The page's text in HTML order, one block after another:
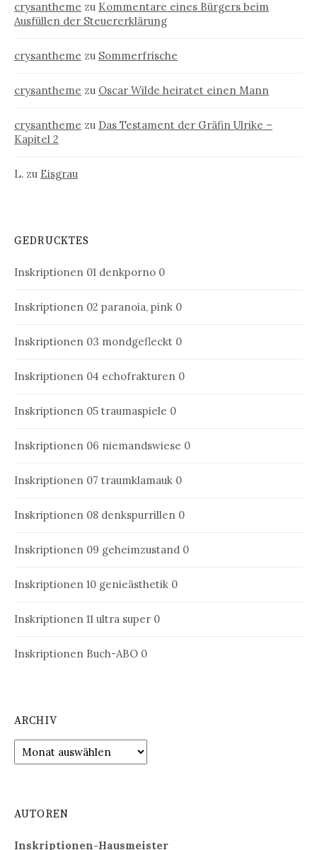
crysantheme zu Kommentare eines Bürgers beim
Ausfüllen der Steuererklärung
crysantheme zu Sommerfrische
crysantheme zu Oscar Wilde heiratet einen Mann
crysantheme zu Das Testament der Gräfin Ulrike –
Kapitel 2
L. zu Eisgrau
GEDRUCKTES
Inskriptionen 01 denkporno 0
Inskriptionen 02 paranoia, pink 0
Inskriptionen 03 mondgefleckt 0
Inskriptionen 04 echofrakturen 0
Inskriptionen 05 traumaspiele 0
Inskriptionen 06 niemandswiese 0
Inskriptionen 07 traumklamauk 0
Inskriptionen 08 denkspurrillen 0
Inskriptionen 09 geheimzustand 0
Inskriptionen 10 genieästhetik 0
Inskriptionen 11 ultra super 0
Inskriptionen Buch-ABO 0
ARCHIV
Archiv
AUTOREN
Inskriptionen-Hausmeister